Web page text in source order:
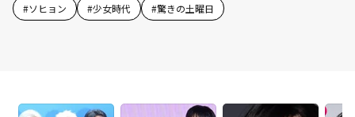
#ソヒョン #少女時代 #驚きの土曜日